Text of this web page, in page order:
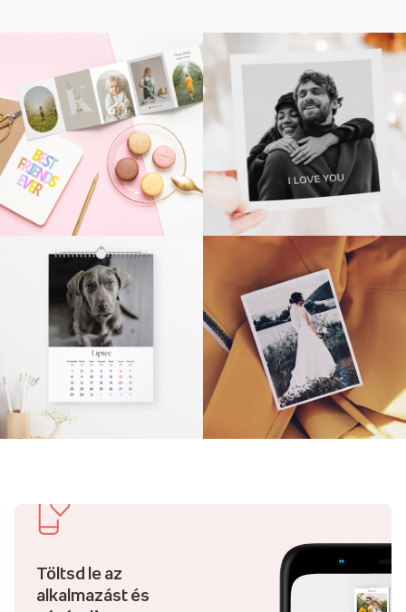
Töltsd le az
alkalmazást és